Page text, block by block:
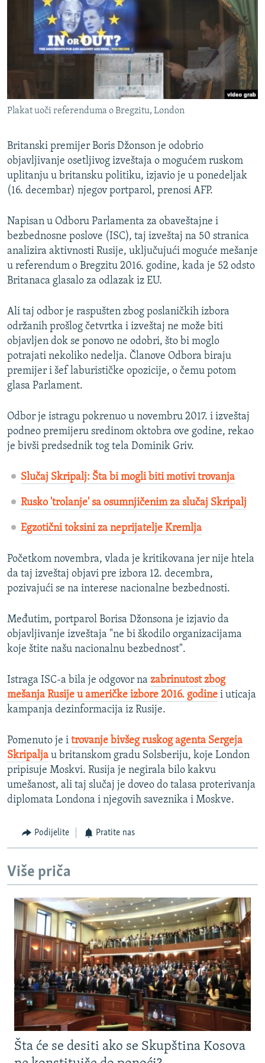
ISPRIČAJ MI
DNEVNO@RSE
SPECIJALI RSE
GENOCID U SREBRENICI
TV LIBERTY
POST SCRIPTUM
MOJA EVROPA
SVE KARTE DEJTONA
NASTANAK I RASPAD JUGOSLAVIJE
PRATITE NAS
Sve RFE/RL stranice
Plakat uoči referenduma o Bregzitu, London
Britanski premijer Boris Džonson je odobrio
objavljivanje osetljivog izveštaja o mogućem ruskom
uplitanju u britansku politiku, izjavio je u ponedeljak
(16. decembar) njegov portparol, prenosi AFP.
Napisan u Odboru Parlamenta za obaveštajne i
bezbednosne poslove (ISC), taj izveštaj na 50 stranica
analizira aktivnosti Rusije, uključujući moguće mešanje
u referendum o Bregzitu 2016. godine, kada je 52 odsto
Britanaca glasalo za odlazak iz EU.
Ali taj odbor je raspušten zbog poslaničkih izbora
održanih prošlog četvrtka i izveštaj ne može biti
objavljen dok se ponovo ne odobri, što bi moglo
potrajati nekoliko nedelja. Članove Odbora biraju
premijer i šef laburističke opozicije, o čemu potom
glasa Parlament.
Odbor je istragu pokrenuo u novembru 2017. i izveštaj
podneo premijeru sredinom oktobra ove godine, rekao
je bivši predsednik tog tela Dominik Griv.
Slučaj Skripalj: Šta bi mogli biti motivi trovanja
Rusko 'trolanje' sa osumnjičenim za slučaj Skripalj
Egzotični toksini za neprijatelje Kremlja
Početkom novembra, vlada je kritikovana jer nije htela
da taj izveštaj objavi pre izbora 12. decembra,
pozivajući se na interese nacionalne bezbednosti.
Međutim, portparol Borisa Džonsona je izjavio da
objavljivanje izveštaja "ne bi škodilo organizacijama
koje štite našu nacionalnu bezbednost".
Istraga ISC-a bila je odgovor na zabrinutost zbog
mešanja Rusije u američke izbore 2016. godine i uticaja
kampanja dezinformacija iz Rusije.
Pomenuto je i trovanje bivšeg ruskog agenta Sergeja
Skripalja u britanskom gradu Solsberiju, koje London
pripisuje Moskvi. Rusija je negirala bilo kakvu
umešanost, ali taj slučaj je doveo do talasa proterivanja
diplomata Londona i njegovih saveznika i Moskve.
Podijelite Pratite nas
Više priča
Šta će se desiti ako se Skupština Kosova